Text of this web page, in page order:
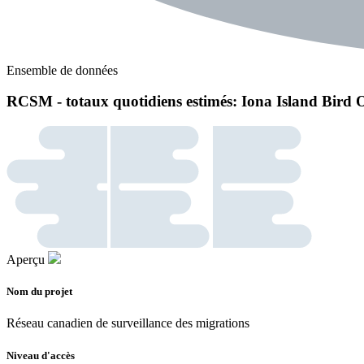
Ensemble de données
RCSM - totaux quotidiens estimés: Iona Island Bird
Aperçu
Nom du projet
Réseau canadien de surveillance des migrations
Niveau d'accès